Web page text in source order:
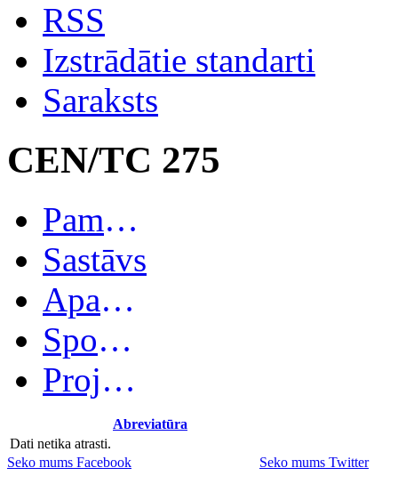
RSS
Izstrādātie standarti
Saraksts
CEN/TC 275
Pamatinformācija
Sastāvs
Apakškomitejas
Spoguļkomitejas
Projekti
Abreviatūra
Dati netika atrasti.
Seko mums Facebook
Seko mums Twitter